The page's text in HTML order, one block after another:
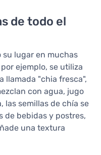
de todo el
lugar en muchas
ejemplo, se utiliza
llamada "chia fresca",
con agua, jugo
las semillas de chía se
de bebidas y postres,
una textura